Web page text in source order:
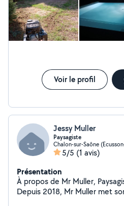
Voir le profil
Jessy Muller
Paysagiste
Chalon-sur-Saône
5/5 (1 avis)
Présentation
À propos de Mr Muller,
Depuis 2018, Mr Muller met